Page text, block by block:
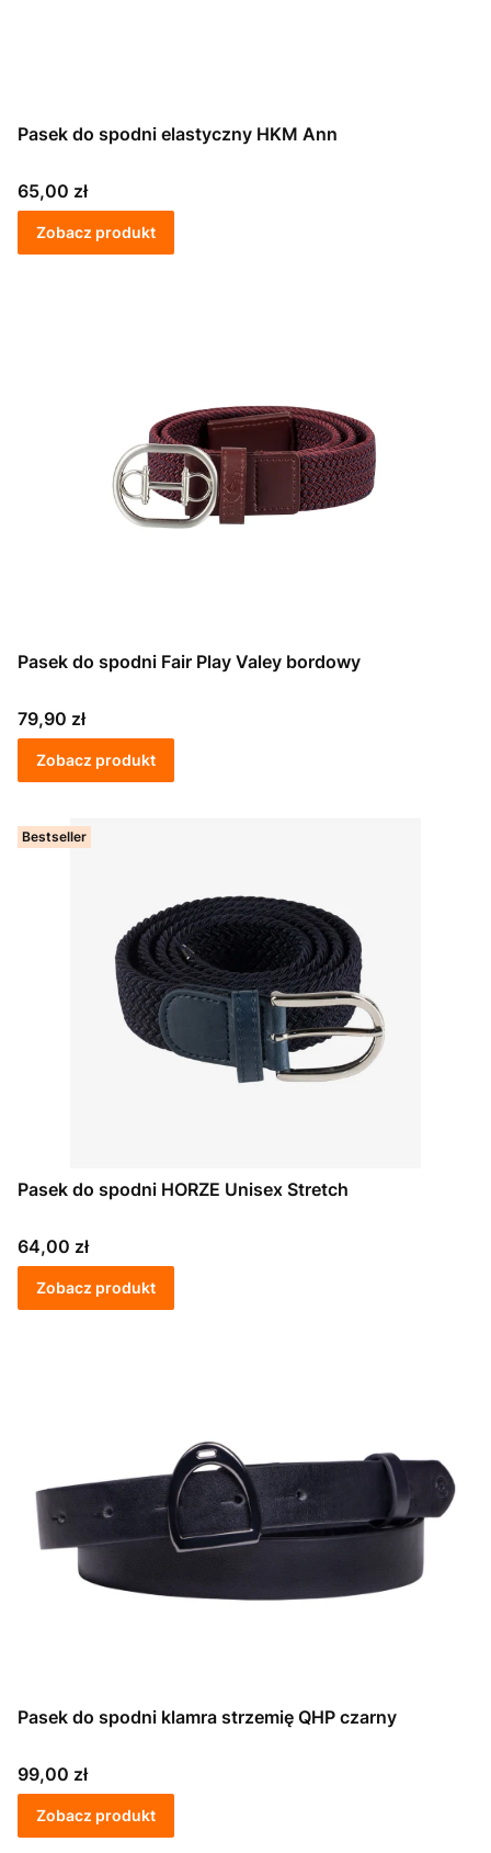
Pasek do spodni elastyczny HKM Ann
Cena
65,00 zł
Zobacz produkt
Pasek do spodni Fair Play Valey bordowy
Cena
79,90 zł
Zobacz produkt
Bestseller
Pasek do spodni HORZE Unisex Stretch
Cena
64,00 zł
Zobacz produkt
Pasek do spodni klamra strzemię QHP czarny
Cena
99,00 zł
Zobacz produkt